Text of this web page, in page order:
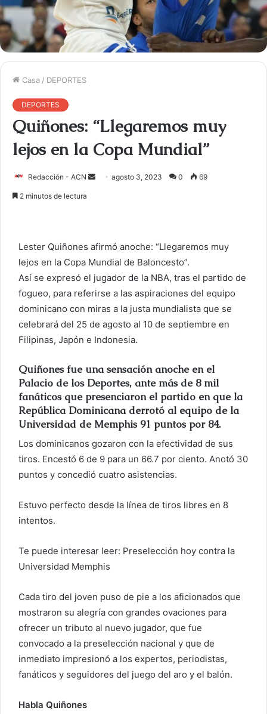
Casa / DEPORTES
DEPORTES
Quiñones: “Llegaremos muy
lejos en la Copa Mundial”
Redacción - ACN
r
u
n
c
o
c
r
ó
n
c
agosto 3, 2023 0 69
2 minutos de lectura
Lester Quiñones afirmó anoche: “Llegaremos muy
lejos en la Copa Mundial de Baloncesto”.
Así se expresó el jugador de la NBA, tras el partido de
fogueo, para referirse a las aspiraciones del equipo
dominicano con miras a la justa mundialista que se
celebrará del 25 de agosto al 10 de septiembre en
Filipinas, Japón e Indonesia.
Quiñones fue una sensación anoche en el
Palacio de los Deportes, ante más de 8 mil
fanáticos que presenciaron el partido en que la
República Dominicana derrotó al equipo de la
Universidad de Memphis 91 puntos por 84.
Los dominicanos gozaron con la efectividad de sus
tiros. Encestó 6 de 9 para un 66.7 por ciento. Anotó 30
puntos y concedió cuatro asistencias.
Estuvo perfecto desde la línea de tiros libres en 8
intentos.
Te puede interesar leer: Preselección hoy contra la
Universidad Memphis
Cada tiro del joven puso de pie a los aficionados que
mostraron su alegría con grandes ovaciones para
ofrecer un tributo al nuevo jugador, que fue
convocado a la preselección nacional y que de
inmediato impresionó a los expertos, periodistas,
fanáticos y seguidores del juego del aro y el balón.
Habla Quiñones